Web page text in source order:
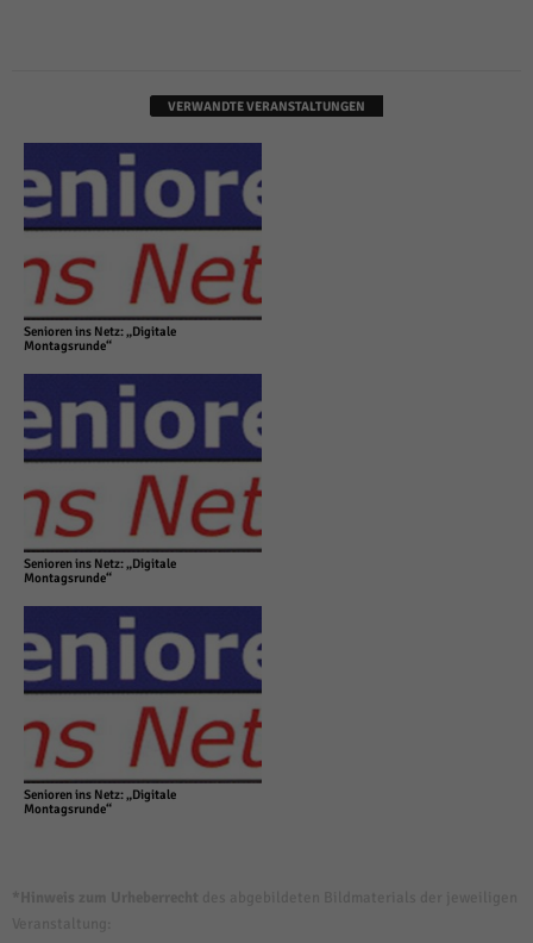
VERWANDTE VERANSTALTUNGEN
Senioren ins Netz: „Digitale
Montagsrunde“
Senioren ins Netz: „Digitale
Montagsrunde“
Senioren ins Netz: „Digitale
Montagsrunde“